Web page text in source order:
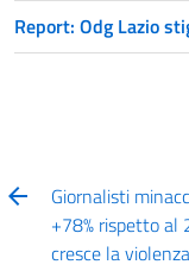
Report: Odg Lazio
Giornalisti
+78% rispetto al
cresce la